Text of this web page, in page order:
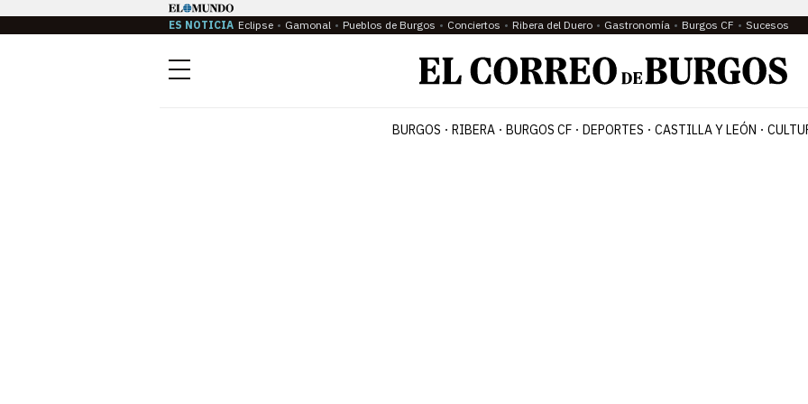
ES NOTICIA Eclipse Gamonal Pueblos de Burgos Conciertos Ribera del Duero Gastronomía Burgos CF Sucesos
Menú
BURGOS RIBERA BURGOS CF DEPORTES CASTILLA Y LEÓN